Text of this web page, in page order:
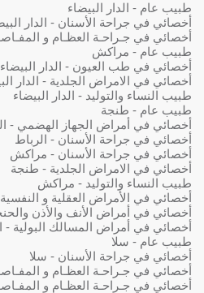
طبيب عام - الدار البيضاء
أخصائي في جراحة الأسنان - الدار
أخصائي في جـراحـة العظـام و
طبيب عام - مراكش
أخصائي في طب العيون - الدار البيضاء
أخصائي في الامراض الجلدية - الدار
طبيب النساء والتوليد - الدار البيضاء
طبيب عام - طنجة
أخصائي في أمراض الجهاز الهضمي -
أخصائي في جراحة الأسنان - الرباط
أخصائي في جراحة الأسنان - مراكش
أخصائي في الامراض الجلدية - طنجة
طبيب النساء والتوليد - مراكش
أخصائي في الأمراض العقلية و النفسية
أخصائي في أمراض الأنف والأذن
أخصائي في أمراض المسالك البولية -
طبيب عام - سلا
أخصائي في جراحة الأسنان - سلا
أخصائي في جـراحـة العظـام و
أخصائي في جـراحـة العظـام و